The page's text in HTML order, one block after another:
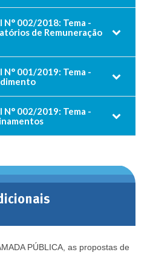
N° 002/2018: Tema -
de Remuneração
N° 001/2019: Tema -
N° 002​/2019: Tema -
PÚBLICA, as propostas de